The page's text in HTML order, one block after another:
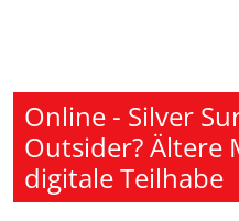
Online - Silver
Outsider? Ältere
digitale Teilhabe